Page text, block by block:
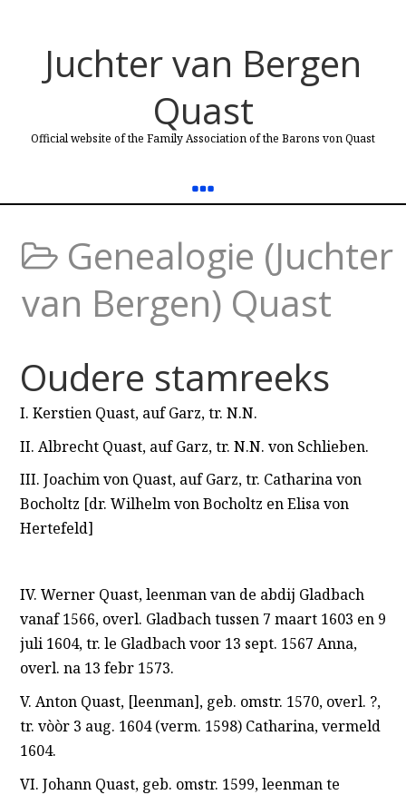
Juchter van Bergen
Quast
Official website of the Family Association of the Barons von Quast
Genealogie (Juchter
van Bergen) Quast
Oudere stamreeks
I. Kerstien Quast, auf Garz, tr. N.N.
II. Albrecht Quast, auf Garz, tr. N.N. von Schlieben.
III. Joachim von Quast, auf Garz, tr. Catharina von
Bocholtz [dr. Wilhelm von Bocholtz en Elisa von
Hertefeld]
IV. Werner Quast, leenman van de abdij Gladbach
vanaf 1566, overl. Gladbach tussen 7 maart 1603 en 9
juli 1604, tr. le Gladbach voor 13 sept. 1567 Anna,
overl. na 13 febr 1573.
V. Anton Quast, [leenman], geb. omstr. 1570, overl. ?,
tr. vòòr 3 aug. 1604 (verm. 1598) Catharina, vermeld
1604.
VI. Johann Quast, geb. omstr. 1599, leenman te